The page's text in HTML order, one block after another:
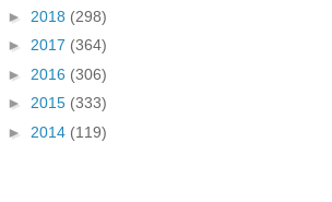
► 2018 (298)
► 2017 (364)
► 2016 (306)
► 2015 (333)
► 2014 (119)